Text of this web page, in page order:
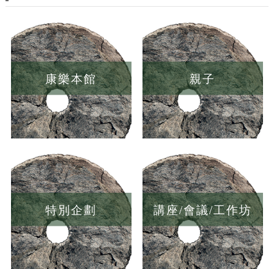
康樂本館 親子
特別企劃 講座/會議/工作坊